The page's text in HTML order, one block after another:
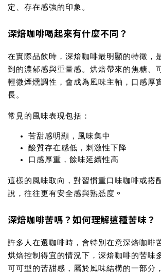
定、存在感強的印象。
深焙咖啡喝起來有什麼不同？
在實際品飲時，深焙咖啡最明顯的特徵，
到的濃郁感與重量感。烘焙帶來的焦糖、
輕微煙燻調性，會成為風味主軸，口感厚
長。
常見的風味表現包括：
苦甜感明顯，風味集中
酸質存在感低，刺激性下降
口感厚重，餘味延續性高
這樣的風味取向，對習慣重口味咖啡或搭
說，往往更有安全感與熟悉度 。
深焙咖啡苦嗎？如何理解這種苦味？
許多人在選咖啡時，會特別在意深焙咖啡
烘焙控制得宜的情況下，深焙咖啡的苦味
可可型的苦甜感，屬於風味結構的一部分